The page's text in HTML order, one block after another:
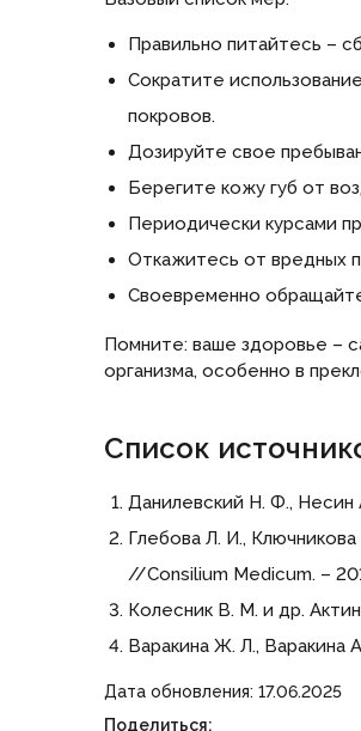
Правильно питайтесь –
Сократите
покровов.
Дозируйте свое
Берегите кожу губ от
Периодически курсами
Откажитесь от вредных
Своевременно
Помните: ваше здоровье –
организма, особенно в
Список
Данилевский Н. Ф., Несин
Глебова Л. И.,
//Consilium Medicum. –
Колесник В. М. и др.
Варакина Ж. Л., Варакина
Дата обновления: 17.06.2025
Поделиться: